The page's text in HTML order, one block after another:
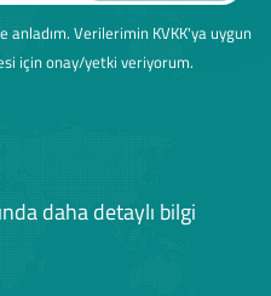
anladım. Verilerimin KVKK'ya uygun
için onay/yetki veriyorum.
daha detaylı bilgi